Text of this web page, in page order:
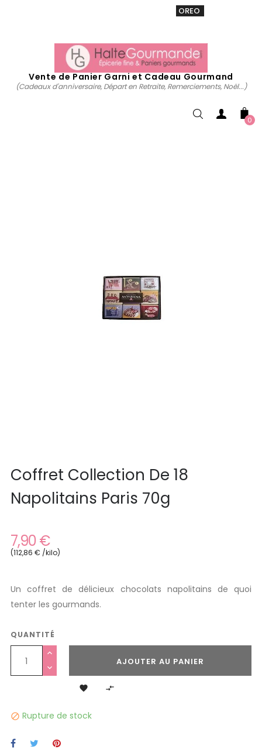
OREO
Vente de Panier Garni et Cadeau Gourmand
(Cadeaux d'anniversaire, Départ en Retraite, Remerciements, Noël...)
0
Coffret Collection De 18
Napolitains Paris 70g
7,90 €
(112,86 € /kilo)
Un coffret de délicieux chocolats napolitains de quoi
tenter les gourmands.
QUANTITÉ
AJOUTER AU PANIER
 
 Rupture de stock